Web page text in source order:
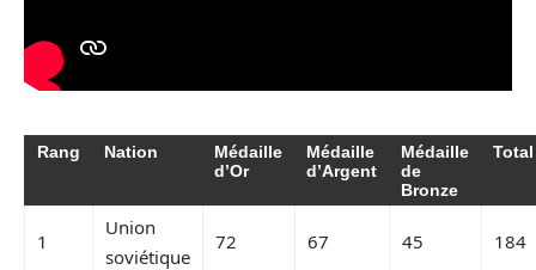
Rang Nation
Médaille
d’Or
Médaille
d’Argent
Médaille
de
Bronze
Total
1
Union
soviétique
72 67 45 184